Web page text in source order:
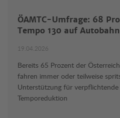
ÖAMTC-Umfrage: 68
Tempo 130 auf
19.04.2026
Bereits 65 Prozent der
fahren immer oder teilweise
Unterstützung für verpflichtende
Temporeduktion